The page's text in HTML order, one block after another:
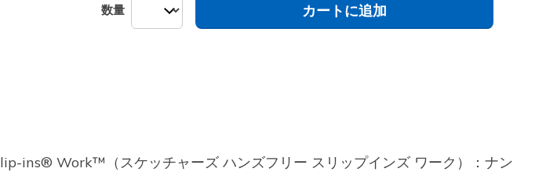
数量 カートに追加
ins® Work™（スケッチャーズ ハンズフリー スリップインズ ワーク）：ナン